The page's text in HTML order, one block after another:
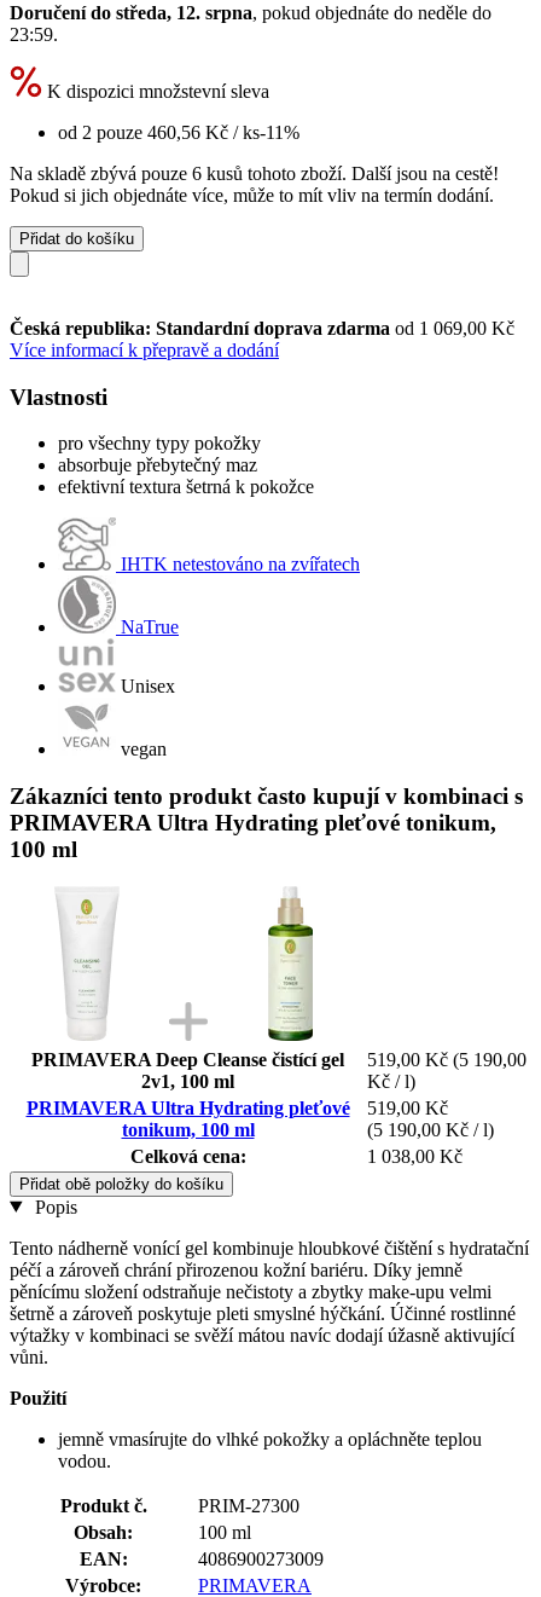
Doručení do středa, 12. srpna, pokud objednáte do neděle do
23:59.
K dispozici množstevní sleva
od 2 pouze 460,56 Kč / ks-11%
Na skladě zbývá pouze 6 kusů tohoto zboží. Další jsou na cestě!
Pokud si jich objednáte více, může to mít vliv na termín dodání.
Přidat do košíku
Česká republika: Standardní doprava zdarma od 1 069,00 Kč
Více informací k přepravě a dodání
Vlastnosti
pro všechny typy pokožky
absorbuje přebytečný maz
efektivní textura šetrná k pokožce
IHTK netestováno na zvířatech
NaTrue
Unisex
vegan
Zákazníci tento produkt často kupují v kombinaci s
PRIMAVERA Ultra Hydrating pleťové tonikum,
100 ml
PRIMAVERA Deep Cleanse čistící gel
2v1, 100 ml
519,00 Kč (5 190,00
Kč / l)
PRIMAVERA Ultra Hydrating pleťové
tonikum, 100 ml
519,00 Kč
(5 190,00 Kč / l)
Celková cena:
1 038,00 Kč
Přidat obě položky do košíku
Popis
Tento nádherně vonící gel kombinuje hloubkové čištění s hydratační
péčí a zároveň chrání přirozenou kožní bariéru. Díky jemně
pěnícímu složení odstraňuje nečistoty a zbytky make-upu velmi
šetrně a zároveň poskytuje pleti smyslné hýčkání. Účinné rostlinné
výtažky v kombinaci se svěží mátou navíc dodají úžasně aktivující
vůni.
Použití
jemně vmasírujte do vlhké pokožky a opláchněte teplou
vodou.
Produkt č.
PRIM-27300
Obsah:
100 ml
EAN:
4086900273009
Výrobce:
PRIMAVERA